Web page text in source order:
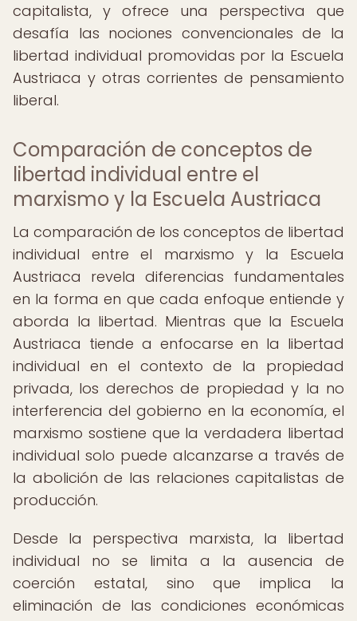
capitalista, y ofrece una perspectiva que
desafía las nociones convencionales de la
libertad individual promovidas por la Escuela
Austriaca y otras corrientes de pensamiento
liberal.
Comparación de conceptos de
libertad individual entre el
marxismo y la Escuela Austriaca
La comparación de los conceptos de libertad
individual entre el marxismo y la Escuela
Austriaca revela diferencias fundamentales
en la forma en que cada enfoque entiende y
aborda la libertad. Mientras que la Escuela
Austriaca tiende a enfocarse en la libertad
individual en el contexto de la propiedad
privada, los derechos de propiedad y la no
interferencia del gobierno en la economía, el
marxismo sostiene que la verdadera libertad
individual solo puede alcanzarse a través de
la abolición de las relaciones capitalistas de
producción.
Desde la perspectiva marxista, la libertad
individual no se limita a la ausencia de
coerción estatal, sino que implica la
eliminación de las condiciones económicas